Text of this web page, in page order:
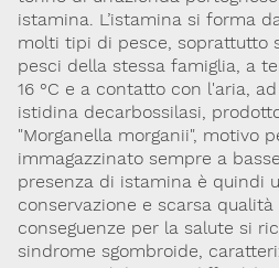
istamina. L’istamina si forma
molti tipi di pesce, soprattutto
pesci della stessa famiglia, a
16 °C e a contatto con l'aria,
istidina decarbossilasi,
"Morganella morganii", motivo
immagazzinato sempre a
presenza di istamina è quindi
conservazione e scarsa
conseguenze per la salute si
sindrome sgombroide,
Via Giovanni Pascoli, 3
20129, Milano
C.F. 96330980580
P.I. 06792491000
Codice SDI: M5UXCR1
T. 02-29520311
M. Segreteria@sitox.org
Link utili